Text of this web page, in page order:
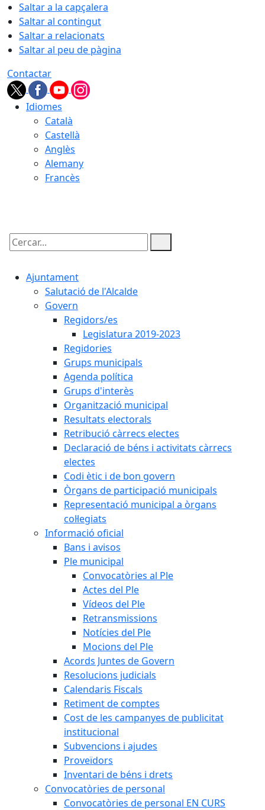
Saltar a la capçalera
Saltar al contingut
Saltar a relacionats
Saltar al peu de pàgina
Contactar
Idiomes
Català
Castellà
Anglès
Alemany
Francès
Cercar:
Ajuntament
Salutació de l'Alcalde
Govern
Regidors/es
Legislatura 2019-2023
Regidories
Grups municipals
Agenda política
Grups d'interès
Organització municipal
Resultats electorals
Retribució càrrecs electes
Declaració de béns i activitats càrrecs
electes
Codi ètic i de bon govern
Òrgans de participació municipals
Representació municipal a òrgans
col·legiats
Informació oficial
Bans i avisos
Ple municipal
Convocatòries al Ple
Actes del Ple
Vídeos del Ple
Retransmissions
Notícies del Ple
Mocions del Ple
Acords Juntes de Govern
Resolucions judicials
Calendaris Fiscals
Retiment de comptes
Cost de les campanyes de publicitat
institucional
Subvencions i ajudes
Proveïdors
Inventari de béns i drets
Convocatòries de personal
Convocatòries de personal EN CURS